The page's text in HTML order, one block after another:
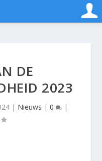
DE
2023
| Nieuws | 0 |